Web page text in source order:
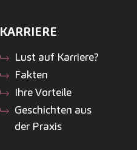
KARRIERE
Lust auf Karriere?
Fakten
Ihre Vorteile
Geschichten aus
der Praxis